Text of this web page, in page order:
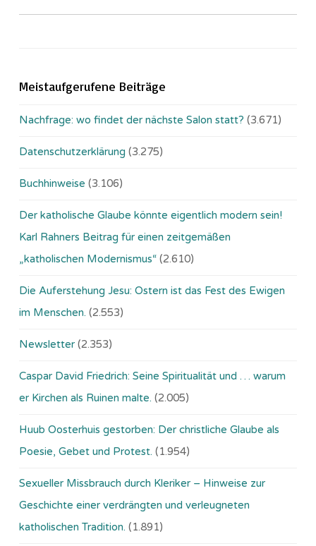
Meistaufgerufene Beiträge
Nachfrage: wo findet der nächste Salon statt? (3.671)
Datenschutzerklärung (3.275)
Buchhinweise (3.106)
Der katholische Glaube könnte eigentlich modern sein!
Karl Rahners Beitrag für einen zeitgemäßen
„katholischen Modernismus“ (2.610)
Die Auferstehung Jesu: Ostern ist das Fest des Ewigen
im Menschen. (2.553)
Newsletter (2.353)
Caspar David Friedrich: Seine Spiritualität und … warum
er Kirchen als Ruinen malte. (2.005)
Huub Oosterhuis gestorben: Der christliche Glaube als
Poesie, Gebet und Protest. (1.954)
Sexueller Missbrauch durch Kleriker – Hinweise zur
Geschichte einer verdrängten und verleugneten
katholischen Tradition. (1.891)